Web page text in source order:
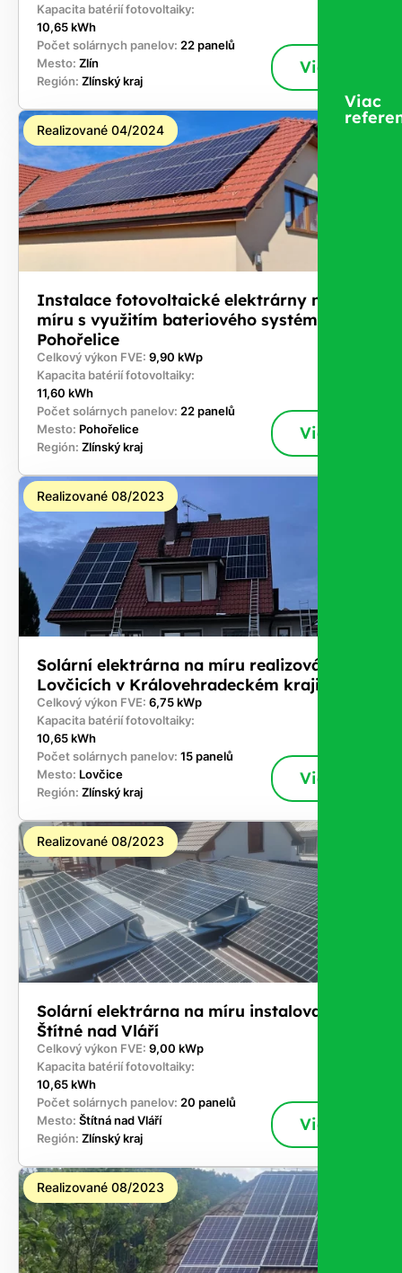
Kapacita batérií fotovoltaiky:
10,65 kWh
Počet solárnych panelov: 22 panelů
Mesto: Zlín
Región: Zlínský kraj
Viac
Realizované 04/2024
Instalace fotovoltaické elektrárny na
míru s využitím bateriového systému -
Pohořelice
Celkový výkon FVE: 9,90 kWp
Kapacita batérií fotovoltaiky:
11,60 kWh
Počet solárnych panelov: 22 panelů
Mesto: Pohořelice
Región: Zlínský kraj
Viac
Realizované 08/2023
Solární elektrárna na míru realizována v
Lovčicích v Královehradeckém kraji
Celkový výkon FVE: 6,75 kWp
Kapacita batérií fotovoltaiky:
10,65 kWh
Počet solárnych panelov: 15 panelů
Mesto: Lovčice
Región: Zlínský kraj
Viac
Realizované 08/2023
Solární elektrárna na míru instalovaná v
Štítné nad Vláří
Celkový výkon FVE: 9,00 kWp
Kapacita batérií fotovoltaiky:
10,65 kWh
Počet solárnych panelov: 20 panelů
Mesto: Štítná nad Vláří
Región: Zlínský kraj
Viac
Realizované 08/2023
Viac